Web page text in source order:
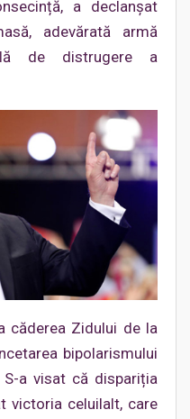
a declanșat
adevărată armă
de distrugere a
căderea Zidului de la
bipolarismului
a visat că dispariția
victoria celuilalt, care